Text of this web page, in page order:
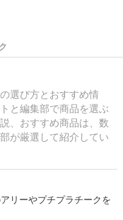
選び方とおすすめ情
と編集部で商品を選ぶ
、おすすめ商品は、数
が厳選して紹介してい
リーやプチプラチークを